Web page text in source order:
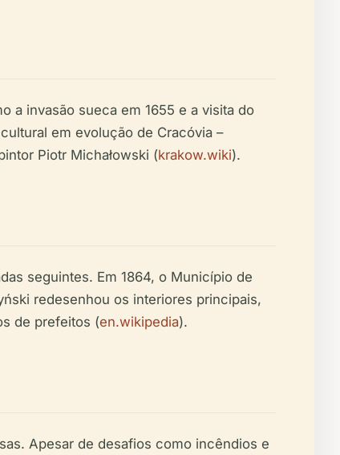
a invasão sueca em 1655 e a visita do
em evolução de Cracóvia –
Piotr Michałowski (krakow.wiki).
seguintes. Em 1864, o Município de
redesenhou os interiores principais,
de prefeitos (en.wikipedia).
Apesar de desafios como incêndios e